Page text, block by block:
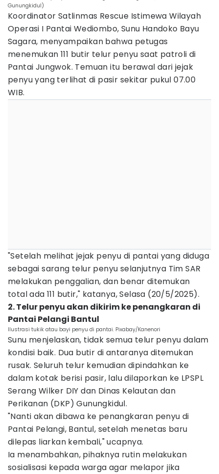
Gunungkidul)
Koordinator Satlinmas Rescue Istimewa Wilayah
Operasi I Pantai Wediombo, Sunu Handoko Bayu
Sagara, menyampaikan bahwa petugas
menemukan 111 butir telur penyu saat patroli di
Pantai Jungwok. Temuan itu berawal dari jejak
penyu yang terlihat di pasir sekitar pukul 07.00
WIB.
"Setelah melihat jejak penyu di pantai yang diduga
sebagai sarang telur penyu selanjutnya Tim SAR
melakukan penggalian, dan benar ditemukan
total ada 111 butir," katanya, Selasa (20/5/2025).
2. Telur penyu akan dikirim ke penangkaran di
Pantai Pelangi Bantul
Ilustrasi tukik atau bayi penyu di pantai. Pixabay/Kanenori
Sunu menjelaskan, tidak semua telur penyu dalam
kondisi baik. Dua butir di antaranya ditemukan
rusak. Seluruh telur kemudian dipindahkan ke
dalam kotak berisi pasir, lalu dilaporkan ke LPSPL
Serang Wilker DIY dan Dinas Kelautan dan
Perikanan (DKP) Gunungkidul.
"Nanti akan dibawa ke penangkaran penyu di
Pantai Pelangi, Bantul, setelah menetas baru
dilepas liarkan kembali," ucapnya.
Ia menambahkan, pihaknya rutin melakukan
sosialisasi kepada warga agar melapor jika